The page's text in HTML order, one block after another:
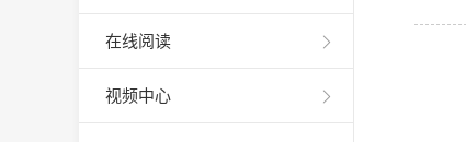
在线阅读
视频中心